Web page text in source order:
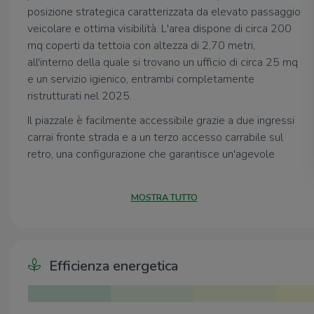
posizione strategica caratterizzata da elevato passaggio
veicolare e ottima visibilità. L'area dispone di circa 200
mq coperti da tettoia con altezza di 2,70 metri,
all'interno della quale si trovano un ufficio di circa 25 mq
e un servizio igienico, entrambi completamente
ristrutturati nel 2025.
Il piazzale è facilmente accessibile grazie a due ingressi
carrai fronte strada e a un terzo accesso carrabile sul
retro, una configurazione che garantisce un'agevole
La combinazione tra ampie superfici, facilità di accesso e
posizione di forte passaggio rende l'immobile
particolarmente interessante per diverse tipologie di
MOSTRA TUTTO
Efficienza energetica